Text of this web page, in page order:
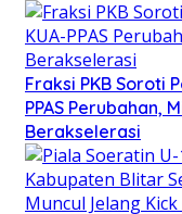
Fraksi PKB Soroti
PPAS Perubahan,
Berakselerasi